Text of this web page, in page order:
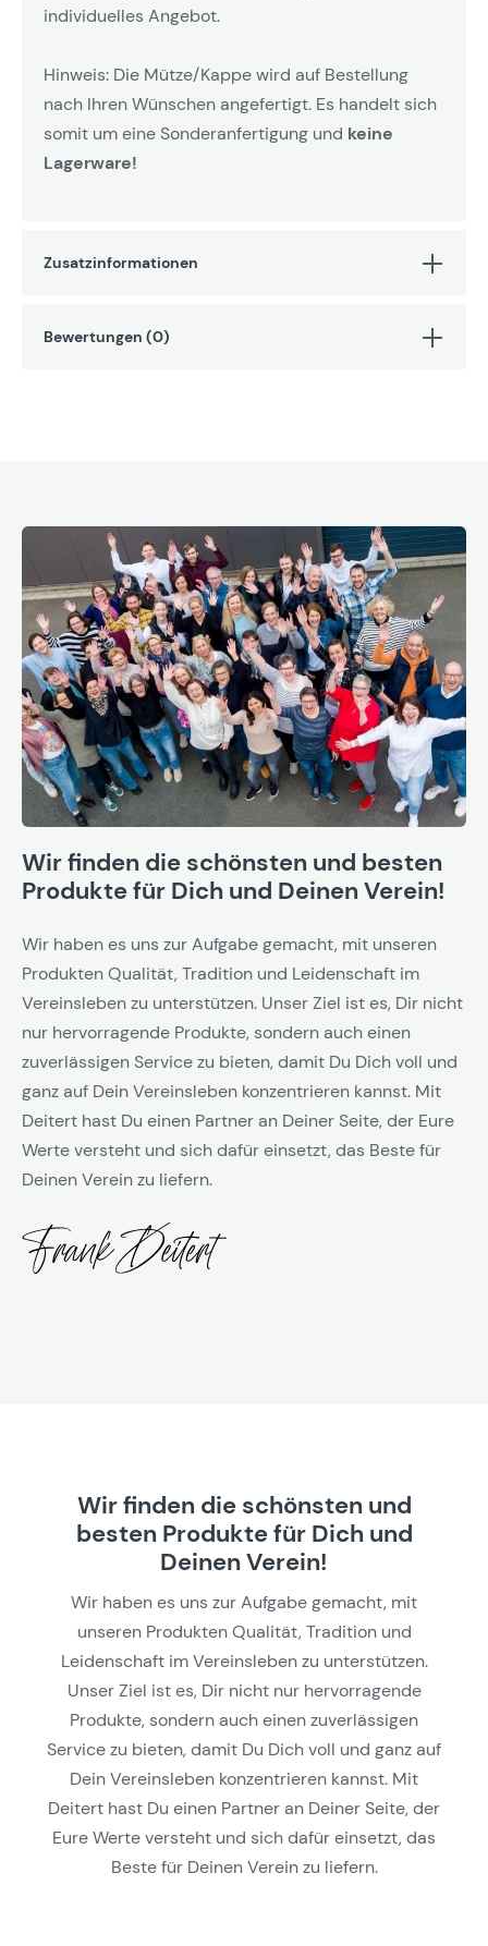
individuelles Angebot.
Hinweis: Die Mütze/Kappe wird auf Bestellung
nach Ihren Wünschen angefertigt. Es handelt sich
somit um eine Sonderanfertigung und keine
Lagerware!
Zusatzinformationen
Bewertungen (0)
Wir finden die schönsten und besten
Produkte für Dich und Deinen Verein!
Wir haben es uns zur Aufgabe gemacht, mit unseren
Produkten Qualität, Tradition und Leidenschaft im
Vereinsleben zu unterstützen. Unser Ziel ist es, Dir nicht
nur hervorragende Produkte, sondern auch einen
zuverlässigen Service zu bieten, damit Du Dich voll und
ganz auf Dein Vereinsleben konzentrieren kannst. Mit
Deitert hast Du einen Partner an Deiner Seite, der Eure
Werte versteht und sich dafür einsetzt, das Beste für
Deinen Verein zu liefern.
Wir finden die schönsten und
besten Produkte für Dich und
Deinen Verein!
Wir haben es uns zur Aufgabe gemacht, mit
unseren Produkten Qualität, Tradition und
Leidenschaft im Vereinsleben zu unterstützen.
Unser Ziel ist es, Dir nicht nur hervorragende
Produkte, sondern auch einen zuverlässigen
Service zu bieten, damit Du Dich voll und ganz auf
Dein Vereinsleben konzentrieren kannst. Mit
Deitert hast Du einen Partner an Deiner Seite, der
Eure Werte versteht und sich dafür einsetzt, das
Beste für Deinen Verein zu liefern.